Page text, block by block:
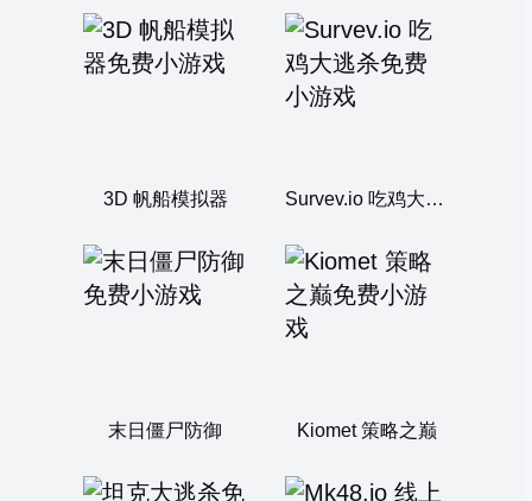
3D 帆船模拟器 Survev.io 吃鸡大逃杀
末日僵尸防御 Kiomet 策略之巅